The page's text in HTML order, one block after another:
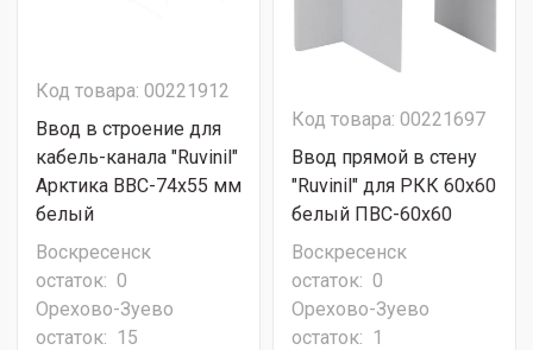
Код товара: 00221912
Ввод в строение для
кабель-канала "Ruvinil"
Арктика ВВС-74х55 мм
белый
Воскресенск
остаток: 0
Орехово-Зуево
остаток: 15
Код товара: 00221697
Ввод прямой в стену
"Ruvinil" для РКК 60х60
белый ПВС-60х60
Воскресенск
остаток: 0
Орехово-Зуево
остаток: 1